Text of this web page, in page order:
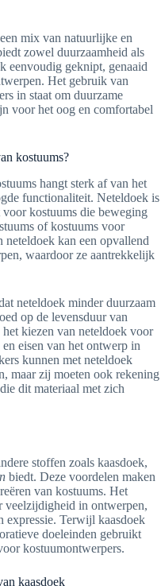
mix van natuurlijke en
zowel duurzaamheid als
eenvoudig geknipt, genaaid
Het gebruik van
in staat om duurzame
voor het oog en comfortabel
kostuums?
hangt sterk af van het
functionaliteit. Neteldoek is
voor kostuums die beweging
of kostuums voor
neteldoek kan een opvallend
waardoor ze aantrekkelijk
neteldoek minder duurzaam
op de levensduur van
kiezen van neteldoek voor
eisen van het ontwerp in
kunnen met neteldoek
maar zij moeten ook rekening
dit materiaal met zich
stoffen zoals kaasdoek,
biedt. Deze voordelen maken
van kostuums. Het
veelzijdigheid in ontwerpen,
expressie. Terwijl kaasdoek
doeleinden gebruikt
kostuumontwerpers.
kaasdoek